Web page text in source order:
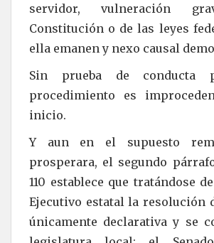
servidor, vulneración
Constitución o de las leyes
ella emanen y nexo causal
Sin prueba de conducta
procedimiento es
inicio.
Y aun en el supuesto
prosperara, el segundo
110 establece que tratándose
Ejecutivo estatal la resolución
únicamente declarativa y se